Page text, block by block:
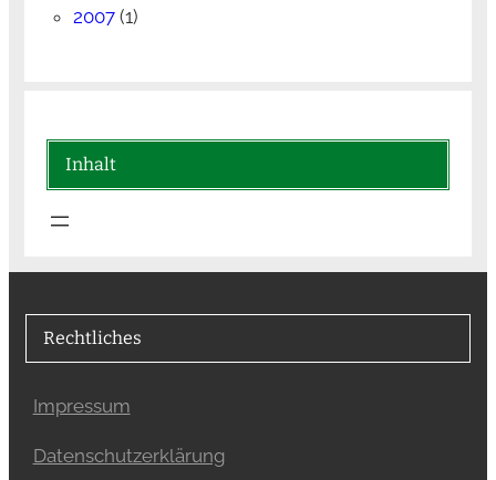
2007(1)
Inhalt
Rechtliches
Impressum
Datenschutzerklärung